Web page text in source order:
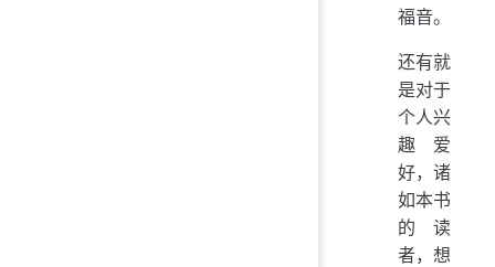
福音。
还有就
是对于
个人兴
趣爱
好，诸
如本书
的读
者，想